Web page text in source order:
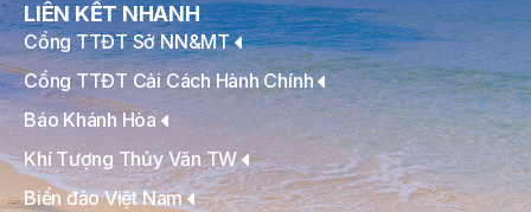
LIÊN KẾT NHANH
Cổng TTĐT Sở NN&MT
Cổng TTĐT Cải Cách Hành Chính
Báo Khánh Hòa
Khí Tượng Thủy Văn TW
Biển đảo Việt Nam